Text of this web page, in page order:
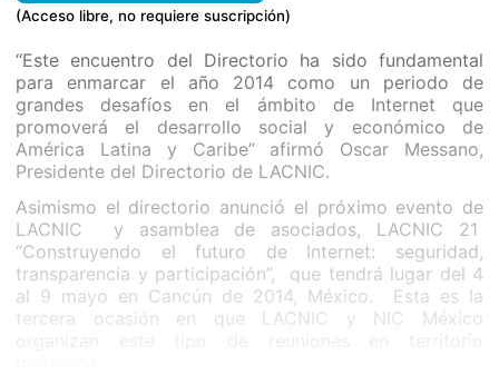
(Acceso libre, no requiere suscripción)
“Este encuentro del Directorio ha sido fundamental
para enmarcar el año 2014 como un periodo de
grandes desafíos en el ámbito de Internet que
promoverá el desarrollo social y económico de
América Latina y Caribe” afirmó Oscar Messano,
Presidente del Directorio de LACNIC.
Asimismo el directorio anunció el próximo evento de
LACNIC y asamblea de asociados, LACNIC 21
“Construyendo el futuro de Internet: seguridad,
transparencia y participación”, que tendrá lugar del 4
al 9 mayo en Cancún de 2014, México. Esta es la
tercera ocasión en que LACNIC y NIC México